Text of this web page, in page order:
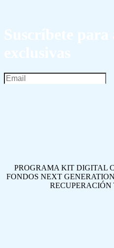
PROGRAMA KIT DIGITAL
FONDOS NEXT